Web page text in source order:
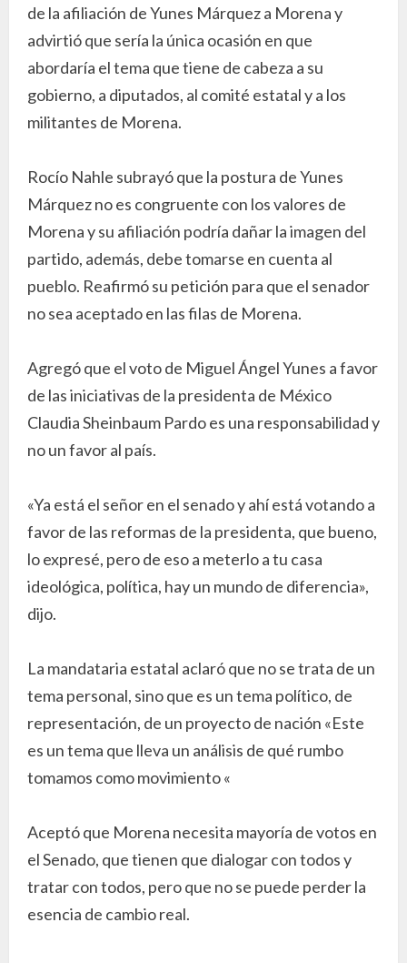
de la afiliación de Yunes Márquez a Morena y
advirtió que sería la única ocasión en que
abordaría el tema que tiene de cabeza a su
gobierno, a diputados, al comité estatal y a los
militantes de Morena.
Rocío Nahle subrayó que la postura de Yunes
Márquez no es congruente con los valores de
Morena y su afiliación podría dañar la imagen del
partido, además, debe tomarse en cuenta al
pueblo. Reafirmó su petición para que el senador
no sea aceptado en las filas de Morena.
Agregó que el voto de Miguel Ángel Yunes a favor
de las iniciativas de la presidenta de México
Claudia Sheinbaum Pardo es una responsabilidad y
no un favor al país.
«Ya está el señor en el senado y ahí está votando a
favor de las reformas de la presidenta, que bueno,
lo expresé, pero de eso a meterlo a tu casa
ideológica, política, hay un mundo de diferencia»,
dijo.
La mandataria estatal aclaró que no se trata de un
tema personal, sino que es un tema político, de
representación, de un proyecto de nación «Este
es un tema que lleva un análisis de qué rumbo
tomamos como movimiento «
Aceptó que Morena necesita mayoría de votos en
el Senado, que tienen que dialogar con todos y
tratar con todos, pero que no se puede perder la
esencia de cambio real.